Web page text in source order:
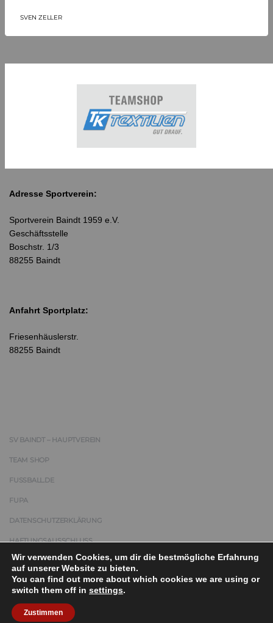
SVEN ZELLER
Adresse Sportverein:
Sportverein Baindt 1959 e.V.
Geschäftsstelle
Boschstr. 1/3
88255 Baindt
Anfahrt Sportplatz:
Friesenhäuslerstr.
88255 Baindt
SV BAINDT – HAUPTVEREIN
TEAM SHOP
FUSSBALL.DE
FUPA
DATENSCHUTZERKLÄRUNG
HAFTUNGSAUSSCHLUSS
IMPRESSUM
COPYRIGHT © 2025 | SPORTVEREIN BAINDT 1959 E.V.
Wir verwenden Cookies, um dir die bestmögliche Erfahrung
auf unserer Website zu bieten.
You can find out more about which cookies we are using or
switch them off in settings.
Zustimmen